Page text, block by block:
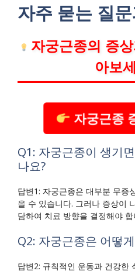
자주 묻는 질
자궁근종의 증
아보
자궁근종
Q1: 자궁근종이 생기
나요?
답변1: 자궁근종은 대부분 무증
을 수 있습니다. 그러나 증상이
담하여 치료 방향을 결정해야 합
Q2: 자궁근종은 어떻
답변2: 규칙적인 운동과 건강한